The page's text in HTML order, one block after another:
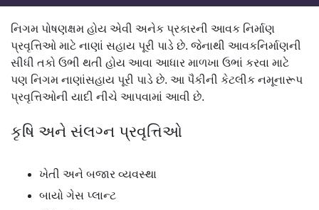
નિગમ પોષણક્ષમ હોય એવી અનેક પ્રકારની આવક નિર્માણ
પ્રવૃત્તિઓ માટે નાણાં સહાય પૂરી પાડે છે. જેનાથી આવકનિર્માણની
સીધી તકો ઉભી થતી હોય આવા આધાર માળખા ઉભાં કરવા માટે
પણ નિગમ નાણાંસહાય પૂરી પાડે છે. આ પૈકીની કેટલીક નમૂનારૂપ
પ્રવૃત્તિઓની યાદી નીચે આપવામાં આવી છે.
કૃષિ અને સંલગ્ન પ્રવૃત્તિઓ
ખેતી અને બજાર વ્યવસ્થા
બાયો ગેસ પ્લાન્ટ